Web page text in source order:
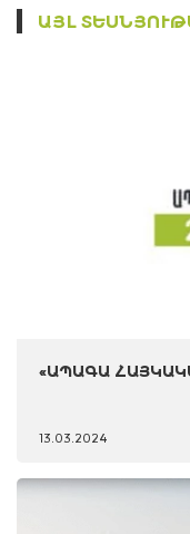
ԱՅԼ
«ԱՊԱԳԱ
13.03.2024